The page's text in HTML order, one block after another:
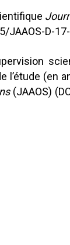
JAAOS-D-
l’étude (en
(JAAOS)